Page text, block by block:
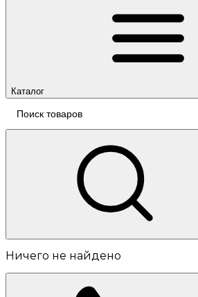
Каталог
Ничего не найдено